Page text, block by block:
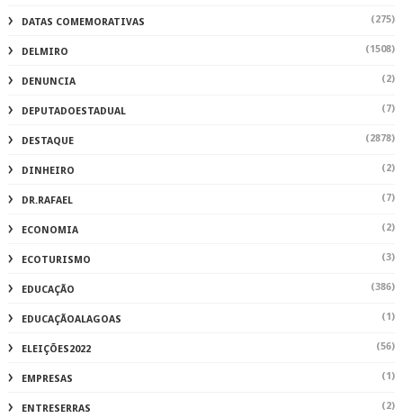
DATAS COMEMORATIVAS (275)
DELMIRO (1508)
DENUNCIA (2)
DEPUTADOESTADUAL (7)
DESTAQUE (2878)
DINHEIRO (2)
DR.RAFAEL (7)
ECONOMIA (2)
ECOTURISMO (3)
EDUCAÇÃO (386)
EDUCAÇÃOALAGOAS (1)
ELEIÇÕES2022 (56)
EMPRESAS (1)
ENTRESERRAS (2)